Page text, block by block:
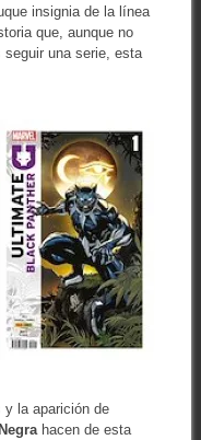
insignia de la línea
que, aunque no
una serie, esta
y la aparición de
hacen de esta